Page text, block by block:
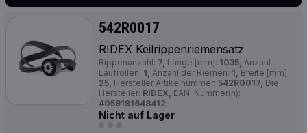
542R0017
RIDEX Keilrippenriemensatz
Rippenanzahl: 7, Länge [mm]: 1035, Anzahl
Laufrollen: 1, Anzahl der Riemen: 1, Breite [mm]:
25, Hersteller Artikelnummer: 542R0017, Die
Hersteller: RIDEX, EAN-Nummer(n):
4059191648412
Nicht auf Lager